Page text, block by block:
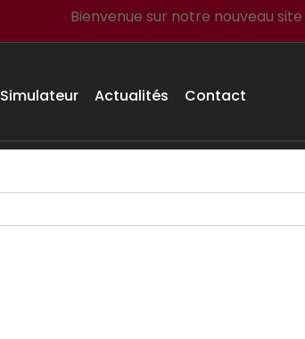
Bienvenue sur notre nouveau site web !
Simulateur Actualités Contact